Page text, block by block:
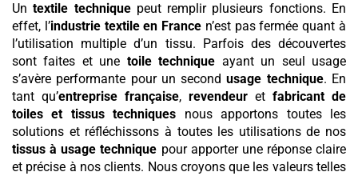
Untextile techniquepeut remplir plusieurs fonctions. En
effet, l’industrie textile en France n’est pas fermée quant à
l’utilisation multiple d’un tissu. Parfois des découvertes
sont faites et une toile technique ayant un seul usage
s’avère performante pour un secondusage technique. En
tant qu’entreprise française, revendeur et fabricant de
toiles et tissus techniques nous apportons toutes les
solutions et réfléchissons à toutes les utilisations de nos
tissus à usage technique pour apporter une réponse claire
et précise à nos clients. Nous croyons que les valeurs telles